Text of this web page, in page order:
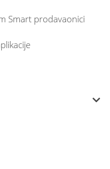
Smart prodavaonici